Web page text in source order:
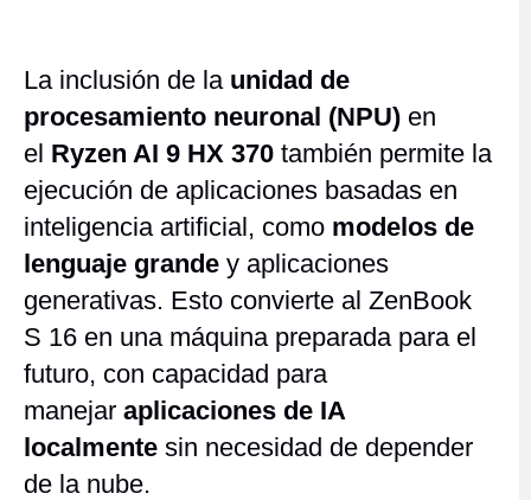
La inclusión de la unidad de
procesamiento neuronal (NPU) en
el Ryzen AI 9 HX 370 también permite la
ejecución de aplicaciones basadas en
inteligencia artificial, como modelos de
lenguaje grande y aplicaciones
generativas. Esto convierte al ZenBook
S 16 en una máquina preparada para el
futuro, con capacidad para
manejar aplicaciones de IA
localmente sin necesidad de depender
de la nube.